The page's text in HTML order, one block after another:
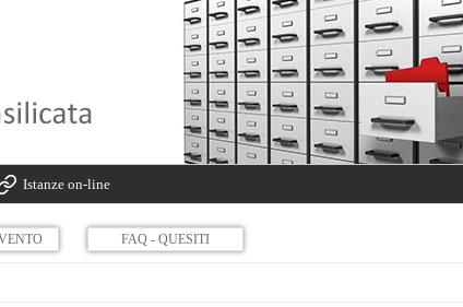
Istanze on-line
FAQ - QUESITI